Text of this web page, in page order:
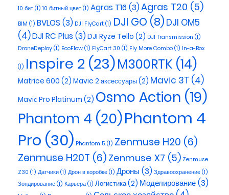
10 бит (1) 10 битный цвет (1) Agras T16 (3)Agras T20 (5)
BIM (1) BVLOS (3) DJI FlyCart (1) DJI GO (8) DJI OM5
(4)DJI RC Plus (3)DJI Ryze Tello (2) DJI Transmission (1)
DroneDeploy (1) EcoFlow (1) FlyCart 30 (1) Fly More Combo (1) In-a-Box
(1) Inspire 2 (23)M300RTK (14)
Matrice 600 (2) Mavic 2 аксессуары(2) Mavic 3T (4)
Maviс Pro Platinum (2) Osmo Action (19)
Phantom 4 (20)Phantom 4
Pro (30) Phantom 5 (1) Zenmuse H20 (6)
Zenmuse H20T (6) Zenmuse X7 (5) Zenmuse
Z30 (1) Датчики (1) Дрон в коробке (1) Дроны (3) Здравоохранение (1)
Зондирование (1) Карьера (1) Логистика(2) Моделирование(3)